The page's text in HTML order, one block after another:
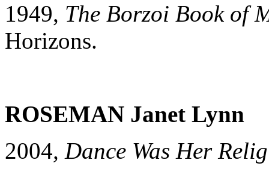
1949, The Borzoi Book of
Horizons.
ROSEMAN Janet Lynn
2004, Dance Was Her